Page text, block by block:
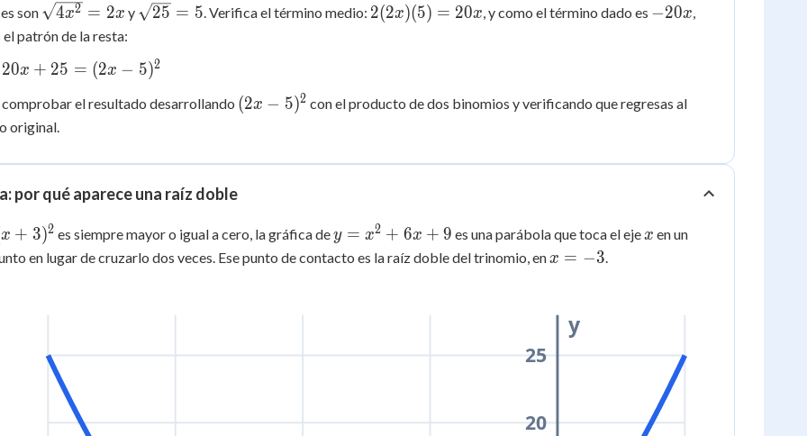
20x
+ 25
son \sqrt{4x^2}
= 2x
4x2 = 2x y \sqrt{25}
25 = 5. Verifica el término medio: 2(2x)
2(2x)(5) = 20x, y como el término dado es -20x
−20x,
el patrón de la resta:
20x + 25 = (2x − 5)2
comprobar el resultado desarrollando (2x-
(2x − 5)2 con el producto de dos binomios y verificando que regresas al
original.
por qué aparece una raíz doble
x + 3)2 es siempre mayor o igual a cero, la gráfica dey =
x^2
y = x2 + 6x + 9 es una parábola que toca el ejex
x en un
en lugar de cruzarlo dos veces. Ese punto de contacto es la raíz doble del trinomio, en x
x = −3.
20
25
y